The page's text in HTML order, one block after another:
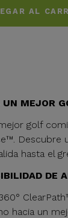
AL
MEJOR
golf
Descubre
hasta el
DE
hacia un